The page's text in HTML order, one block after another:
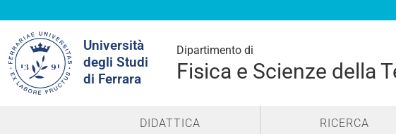
Università
degli Studi
di Ferrara
Dipartimento di
Fisica e Scienze della
nel
sito
DIDATTICA RICERCA